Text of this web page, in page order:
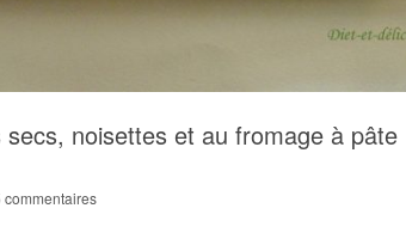
noisettes et au fromage à pâte
commentaires